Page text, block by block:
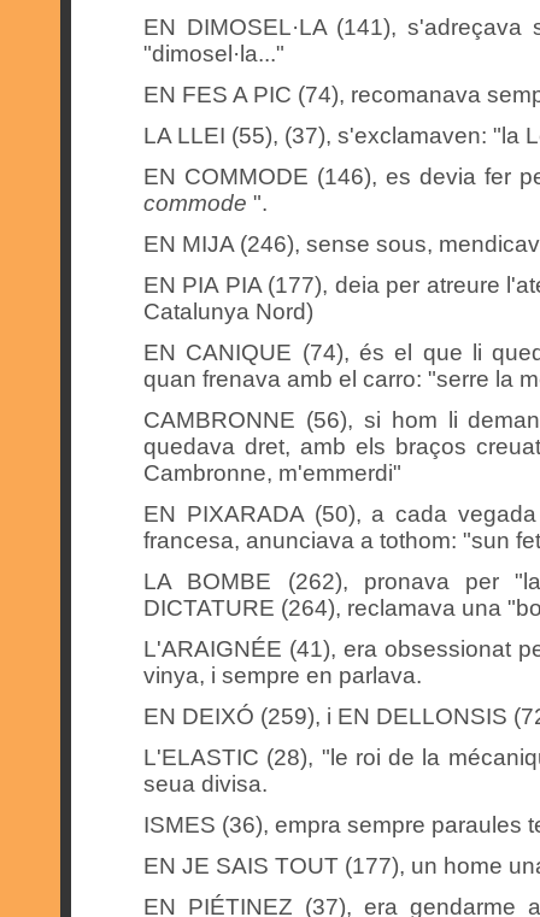
EN DIMOSEL·LA (141),
"dimosel·la..."
EN FES A PIC (74), recomanava
LA LLEI (55), (37), s'exclamaven: "la
EN COMMODE (146), es devia fer
commode ".
EN MIJA (246), sense sous,
EN PIA PIA (177), deia per atreure
Catalunya Nord)
EN CANIQUE (74), és el que li
quan frenava amb el carro: "serre la
CAMBRONNE (56), si hom li
quedava dret, amb els braços
Cambronne, m'emmerdi"
EN PIXARADA (50), a cada
francesa, anunciava a tothom: "sun
LA BOMBE (262), pronava per
DICTATURE (264), reclamava una
L'ARAIGNÉE (41), era obsessionat
vinya, i sempre en parlava.
EN DEIXÓ (259), i EN DELLONSIS
L'ELASTIC (28), "le roi de la
seua divisa.
ISMES (36), empra sempre paraules
EN JE SAIS TOUT (177), un home
EN PIÉTINEZ (37), era gendarme